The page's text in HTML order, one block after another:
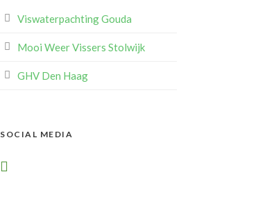
Viswaterpachting Gouda
Mooi Weer Vissers Stolwijk
GHV Den Haag
SOCIAL MEDIA